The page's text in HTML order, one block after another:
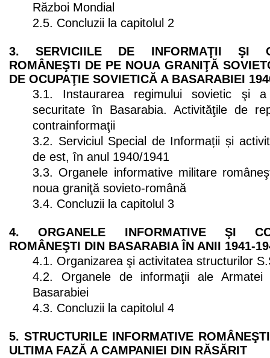
Război Mondial
2.5. Concluzii la capitolul 2
3. SERVICIILE DE INFORMAŢII ŞI
ROMÂNEŞTI DE PE NOUA GRANIŢĂ
DE OCUPAŢIE SOVIETICĂ A BASARABIEI
3.1. Instaurarea regimului sovietic şi
securitate în Basarabia. Activităţile de
contrainformaţii
3.2. Serviciul Special de Informații și
de est, în anul 1940/1941
3.3. Organele informative militare
noua graniţă sovieto-română
3.4. Concluzii la capitolul 3
4. ORGANELE INFORMATIVE ŞI
ROMÂNEŞTI DIN BASARABIA ÎN ANII 1941-
4.1. Organizarea şi activitatea structurilor
4.2. Organele de informaţii ale Armatei
Basarabiei
4.3. Concluzii la capitolul 4
5. STRUCTURILE INFORMATIVE
ULTIMA FAZĂ A CAMPANIEI DIN RĂSĂRIT